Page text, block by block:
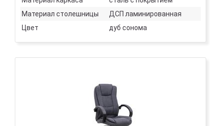
Материал столешницы
ДСП ламинированная
Цвет
дуб сонома